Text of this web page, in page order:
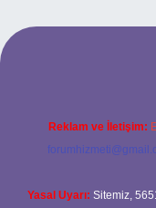
Reklam ve İletişim:
Yasal Uyarı: Sitemiz,